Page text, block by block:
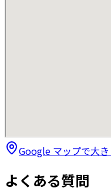
Google マップで大
よくある質問